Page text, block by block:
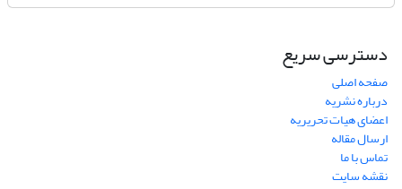
دسترسی سریع
صفحه اصلی
درباره نشریه
اعضای هیات تحریریه
ارسال مقاله
تماس با ما
نقشه سایت